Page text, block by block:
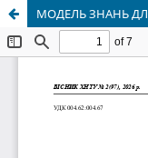
МОДЕЛЬ ЗНАНЬ